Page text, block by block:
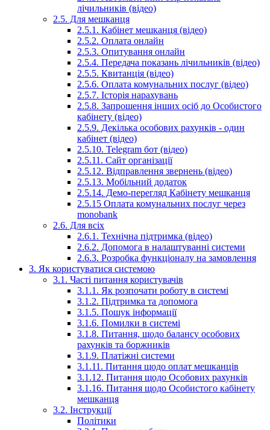
лічильників (відео)
2.5. Для мешканця
2.5.1. Кабінет мешканця (відео)
2.5.2. Оплата онлайн
2.5.3. Опитування онлайн
2.5.4. Передача показань лічильників (відео)
2.5.5. Квитанція (відео)
2.5.6. Оплата комунальних послуг (відео)
2.5.7. Історія нарахувань
2.5.8. Запрошення інших осіб до Особистого
кабінету (відео)
2.5.9. Декілька особових рахунків - один
кабінет (відео)
2.5.10. Telegram бот (відео)
2.5.11. Сайт організації
2.5.12. Відправлення звернень (відео)
2.5.13. Мобільний додаток
2.5.14. Демо-перегляд Кабінету мешканця
2.5.15 Оплата комунальних послуг через
monobank
2.6. Для всіх
2.6.1. Технічна підтримка (відео)
2.6.2. Допомога в налаштуванні системи
2.6.3. Розробка функціоналу на замовлення
3. Як користуватися системою
3.1. Часті питання користувачів
3.1.1. Як розпочати роботу в системі
3.1.2. Підтримка та допомога
3.1.5. Пошук інформації
3.1.6. Помилки в системі
3.1.8. Питання, щодо балансу особових
рахунків та боржників
3.1.9. Платіжні системи
3.1.11. Питання щодо оплат мешканців
3.1.12. Питання щодо Особових рахунків
3.1.16. Питання щодо Особистого кабінету
мешканця
3.2. Інструкції
Політики